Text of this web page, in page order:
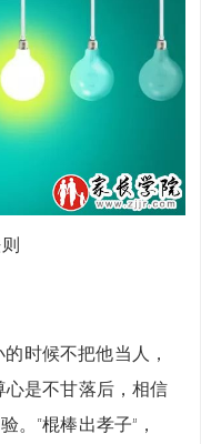
时候不把他当人，
是不甘落后，相信
。“棍棒出孝子”，